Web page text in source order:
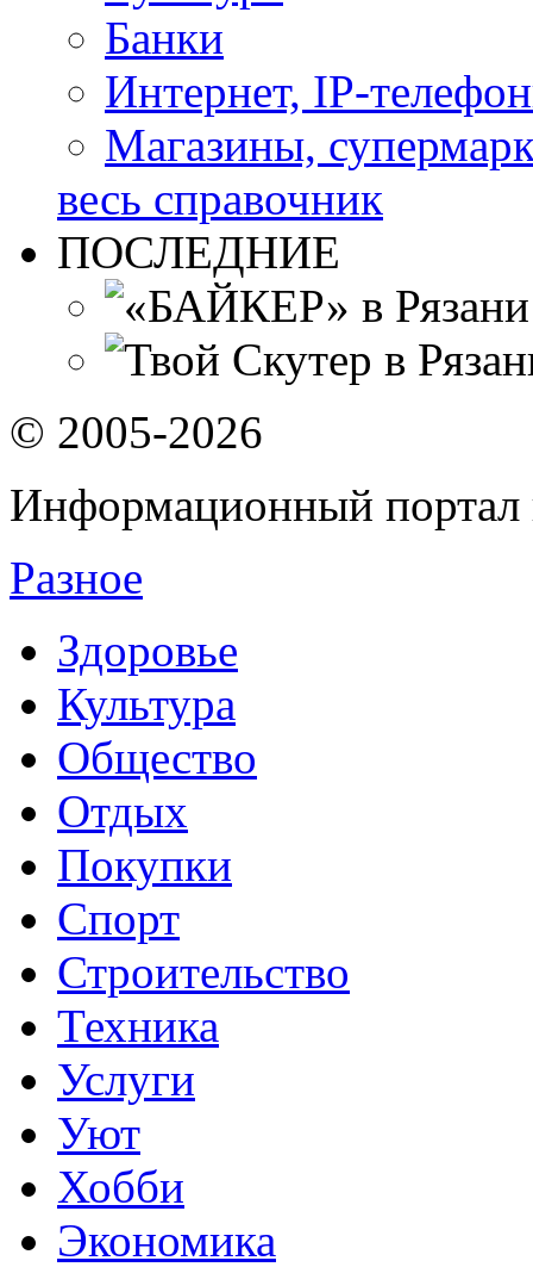
Банки
Интернет, IP-
Магазины,
весь справочник
ПОСЛЕДНИЕ
© 2005-2026
Информационный портал
Разное
Здоровье
Культура
Общество
Отдых
Покупки
Спорт
Строительство
Техника
Услуги
Уют
Хобби
Экономика